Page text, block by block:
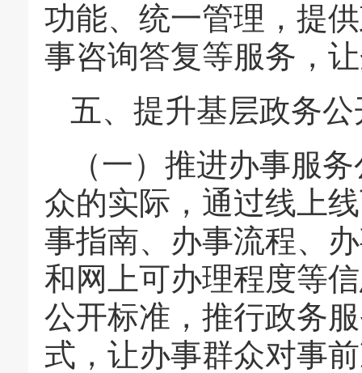
功能、统一管理，提
事咨询答复等服务，
五、提升基层政务
（一）推进办事服
众的实际，通过线上
事指南、办事流程、
和网上可办理程度等
公开标准，推行政务
式，让办事群众对事